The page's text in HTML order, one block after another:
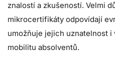
znalostí a zkušeností. Velmi
mikrocertifikáty odpovídají
umožňuje jejich uznatelnost i
mobilitu absolventů.